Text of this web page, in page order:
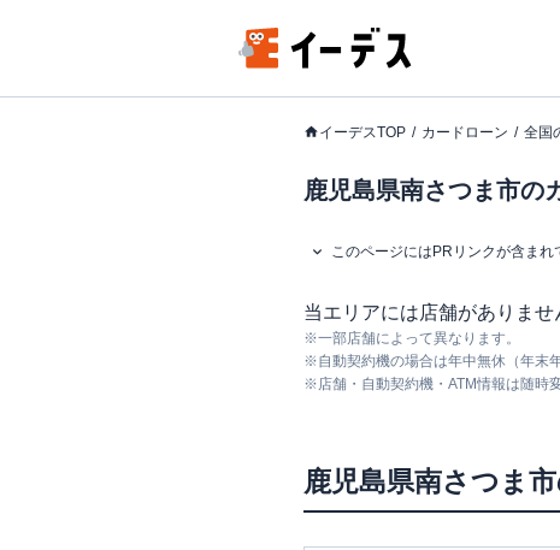
イーデスTOP カードローン 全国
鹿児島県南さつま市の
このページにはPRリンクが含まれ
当エリアには店舗がありませ
※一部店舗によって異なります。
※自動契約機の場合は年中無休（年末
※店舗・自動契約機・ATM情報は随時
鹿児島県南さつま市